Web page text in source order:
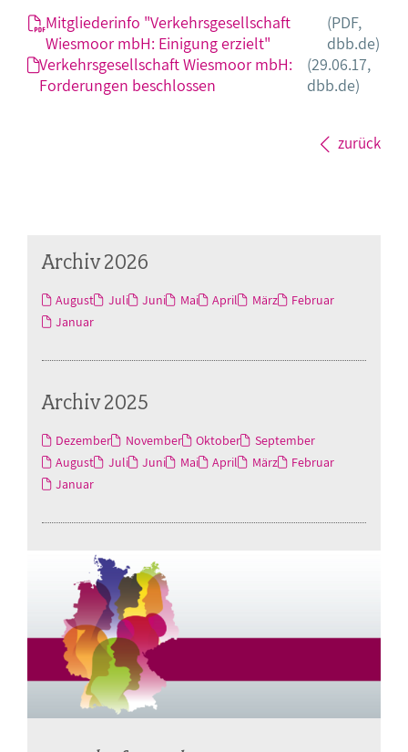
Mitgliederinfo "Verkehrsgesellschaft
Wiesmoor mbH: Einigung erzielt"
(PDF,
dbb.de)
Verkehrsgesellschaft Wiesmoor mbH:
Forderungen beschlossen
(29.06.17,
dbb.de)
zurück
Archiv 2026
August Juli Juni Mai April März
Februar
Januar
Archiv 2025
Dezember November Oktober
September
August
Juli Juni Mai April März
Februar
Januar